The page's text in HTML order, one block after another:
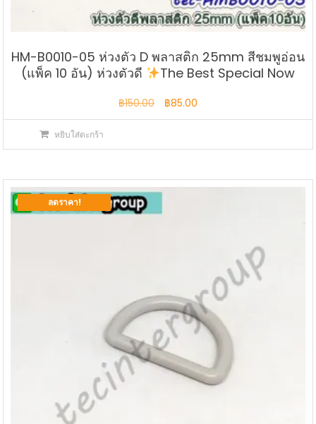
HM-B0010-05 ห่วงตัว D พลาสติก 25mm สีชมพูอ่อน
(แพ็ค 10 อัน) ห่วงตัวดี
The Best Special Now
฿150.00
Original
price
฿85.00
price
หยิบใส่ตะกร้า
ลดราคา!